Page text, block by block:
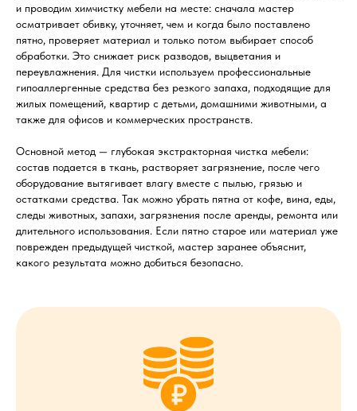
и проводим химчистку мебели на месте: сначала мастер
осматривает обивку, уточняет, чем и когда было поставлено
пятно, проверяет материал и только потом выбирает способ
обработки. Это снижает риск разводов, выцветания и
переувлажнения. Для чистки используем профессиональные
гипоаллергенные средства без резкого запаха, подходящие для
жилых помещений, квартир с детьми, домашними животными, а
также для офисов и коммерческих пространств.
Основной метод — глубокая экстракторная чистка мебели:
состав подается в ткань, растворяет загрязнение, после чего
оборудование вытягивает влагу вместе с пылью, грязью и
остатками средства. Так можно убрать пятна от кофе, вина, еды,
следы животных, запахи, загрязнения после аренды, ремонта или
длительного использования. Если пятно старое или материал уже
поврежден предыдущей чисткой, мастер заранее объяснит,
какого результата можно добиться безопасно.